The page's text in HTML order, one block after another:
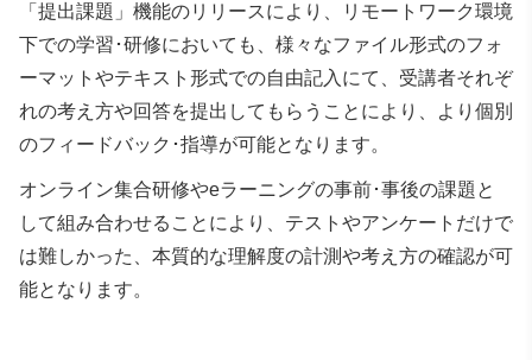
「提出課題」機能のリリースにより、リモートワーク環境
下での学習･研修においても、様々なファイル形式のフォ
ーマットやテキスト形式での自由記入にて、受講者それぞ
れの考え方や回答を提出してもらうことにより、より個別
のフィードバック･指導が可能となります。
オンライン集合研修やeラーニングの事前･事後の課題と
して組み合わせることにより、テストやアンケートだけで
は難しかった、本質的な理解度の計測や考え方の確認が可
能となります。